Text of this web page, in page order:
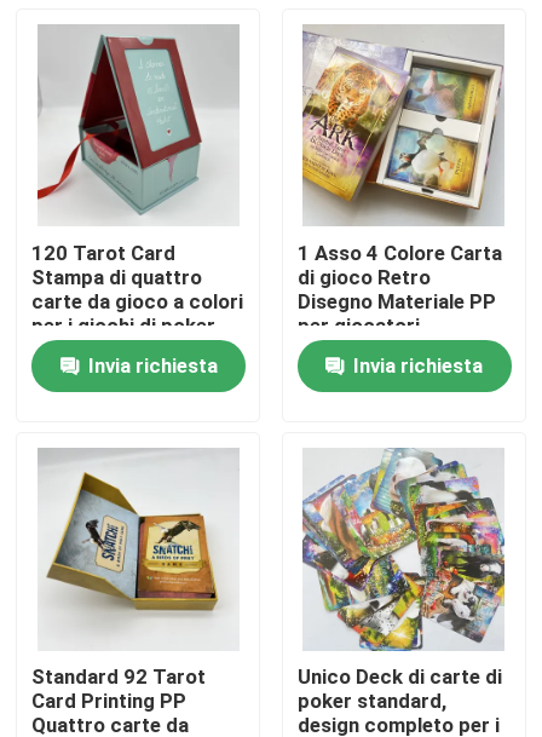
Casa
Prodotti
Video
Circa noi
Risorsa
120 Tarot Card
Stampa di quattro
carte da gioco a colori
per i giochi di poker
Invia richiesta
1 Asso 4 Colore Carta
di gioco Retro
Disegno Materiale PP
per giocatori
Invia richiesta
Standard 92 Tarot
Card Printing PP
Quattro carte da
Unico Deck di carte di
poker standard,
design completo per i